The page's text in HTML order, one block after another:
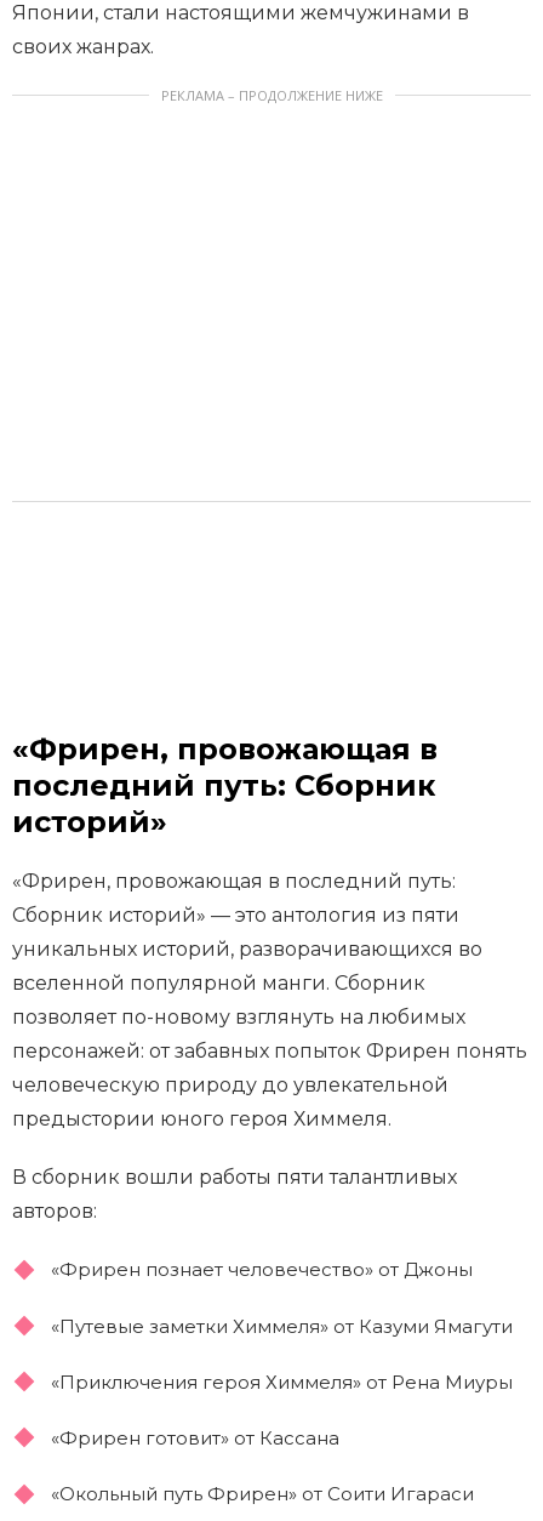
Японии, стали настоящими жемчужинами в
своих жанрах.
РЕКЛАМА – ПРОДОЛЖЕНИЕ НИЖЕ
«Фрирен, провожающая в
последний путь: Сборник
историй»
«Фрирен, провожающая в последний путь:
Сборник историй» — это антология из пяти
уникальных историй, разворачивающихся во
вселенной популярной манги. Сборник
позволяет по-новому взглянуть на любимых
персонажей: от забавных попыток Фрирен понять
человеческую природу до увлекательной
предыстории юного героя Химмеля.
В сборник вошли работы пяти талантливых
авторов:
«Фрирен познает человечество» от Джоны
«Путевые заметки Химмеля» от Казуми Ямагути
«Приключения героя Химмеля» от Рена Миуры
«Фрирен готовит» от Кассана
«Окольный путь Фрирен» от Соити Игараси